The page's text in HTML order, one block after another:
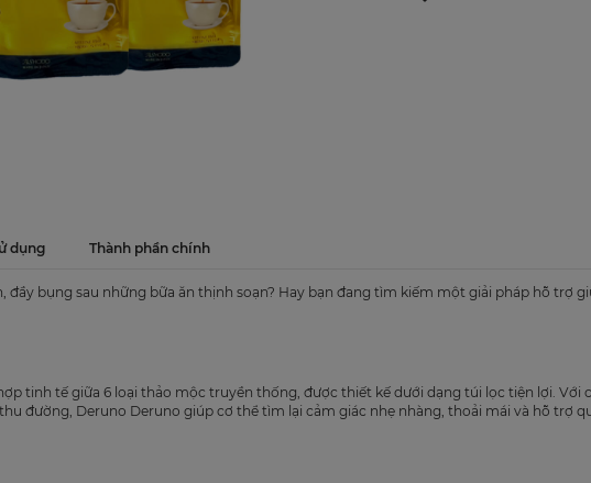
dụng Thành phần chính
đầy bụng sau những bữa ăn thịnh soạn? Hay bạn đang tìm kiếm một giải pháp hỗ trợ
tinh tế giữa 6 loại thảo mộc truyền thống, được thiết kế dưới dạng túi lọc tiện lợi.
đường, Deruno Deruno giúp cơ thể tìm lại cảm giác nhẹ nhàng, thoải mái và hỗ trợ